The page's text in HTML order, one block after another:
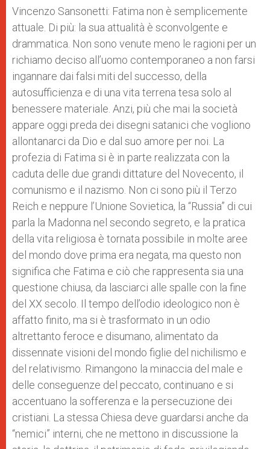
Vincenzo Sansonetti: Fatima non è semplicemente
attuale. Di più: la sua attualità è sconvolgente e
drammatica. Non sono venute meno le ragioni per un
richiamo deciso all’uomo contemporaneo a non farsi
ingannare dai falsi miti del successo, della
autosufficienza e di una vita terrena tesa solo al
benessere materiale. Anzi, più che mai la società
appare oggi preda dei disegni satanici che vogliono
allontanarci da Dio e dal suo amore per noi. La
profezia di Fatima si è in parte realizzata con la
caduta delle due grandi dittature del Novecento, il
comunismo e il nazismo. Non ci sono più il Terzo
Reich e neppure l’Unione Sovietica, la “Russia” di cui
parla la Madonna nel secondo segreto, e la pratica
della vita religiosa è tornata possibile in molte aree
del mondo dove prima era negata, ma questo non
significa che Fatima e ciò che rappresenta sia una
questione chiusa, da lasciarci alle spalle con la fine
del XX secolo. Il tempo dell’odio ideologico non è
affatto finito, ma si è trasformato in un odio
altrettanto feroce e disumano, alimentato da
dissennate visioni del mondo figlie del nichilismo e
del relativismo. Rimangono la minaccia del male e
delle conseguenze del peccato, continuano e si
accentuano la sofferenza e la persecuzione dei
cristiani. La stessa Chiesa deve guardarsi anche da
“nemici” interni, che ne mettono in discussione la